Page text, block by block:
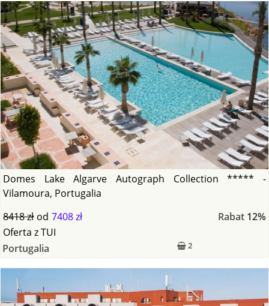
Domes Lake Algarve Autograph Collection ***** -
Vilamoura, Portugalia
8418 zł od 7408 zł Rabat 12%
2
Oferta zTUI
Portugalia